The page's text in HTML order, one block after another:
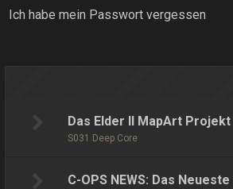
Ich habe mein Passwort vergessen
Das Elder II MapArt Projekt
S031 Deep Core
C-OPS NEWS: Das